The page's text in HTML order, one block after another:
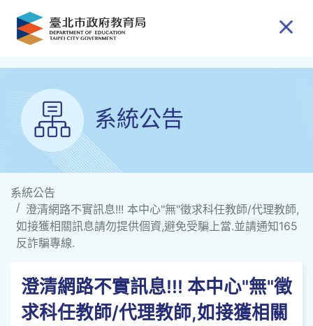
跳到主要內容
系統公告
系統公告
澄清網路不實訊息!!! 本中心"無"徵求科任教師/代理教師,
如接獲相關訊息請勿提供個資,避免受騙上當.並請通知165
反詐騙專線.
澄清網路不實訊息!!! 本中心"無"徵
求科任教師/代理教師,如接獲相關